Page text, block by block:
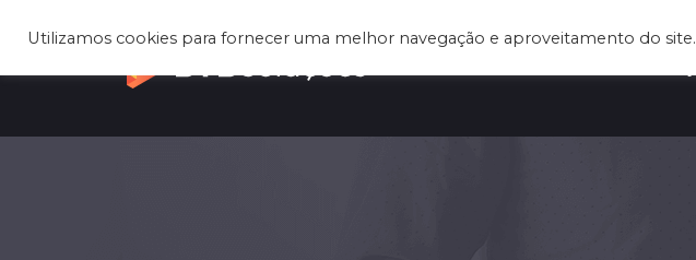
Utilizamos cookies para fornecer uma melhor navegação e aproveitamento do site.